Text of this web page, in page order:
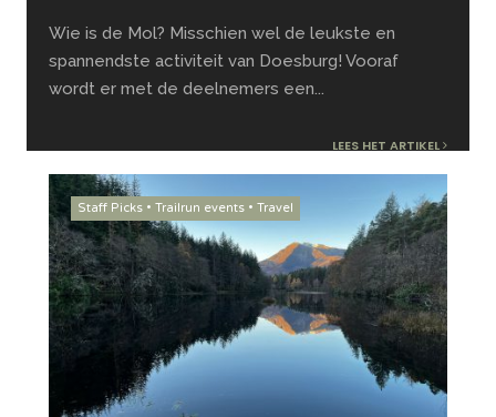
Wie is de Mol? Misschien wel de leukste en
spannendste activiteit van Doesburg! Vooraf
wordt er met de deelnemers een
LEES HET ARTIKEL
Staff Picks • Trailrun events • Travel